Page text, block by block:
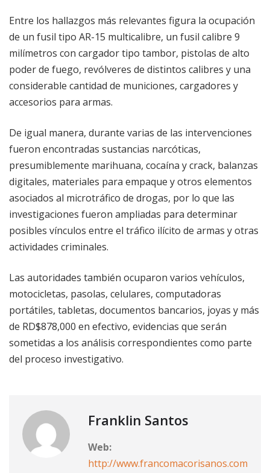
Entre los hallazgos más relevantes figura la ocupación
de un fusil tipo AR-15 multicalibre, un fusil calibre 9
milímetros con cargador tipo tambor, pistolas de alto
poder de fuego, revólveres de distintos calibres y una
considerable cantidad de municiones, cargadores y
accesorios para armas.
De igual manera, durante varias de las intervenciones
fueron encontradas sustancias narcóticas,
presumiblemente marihuana, cocaína y crack, balanzas
digitales, materiales para empaque y otros elementos
asociados al microtráfico de drogas, por lo que las
investigaciones fueron ampliadas para determinar
posibles vínculos entre el tráfico ilícito de armas y otras
actividades criminales.
Las autoridades también ocuparon varios vehículos,
motocicletas, pasolas, celulares, computadoras
portátiles, tabletas, documentos bancarios, joyas y más
de RD$878,000 en efectivo, evidencias que serán
sometidas a los análisis correspondientes como parte
del proceso investigativo.
Franklin Santos
Web:
http://www.francomacorisanos.com